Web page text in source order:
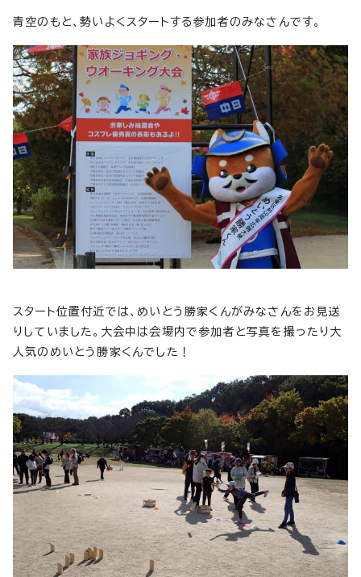
青空のもと、勢いよくスタートする参加者のみなさんです。
スタート位置付近では、めいとう勝家くんがみなさんをお見送
りしていました。大会中は会場内で参加者と写真を撮ったり大
人気のめいとう勝家くんでした！